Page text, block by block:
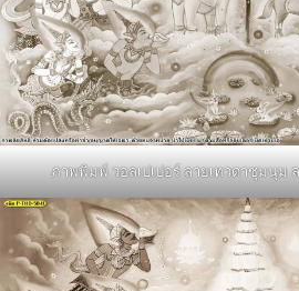
ภาพพิมพ์ วอลเปเปอร์ ลายเทวดาชุมนุม